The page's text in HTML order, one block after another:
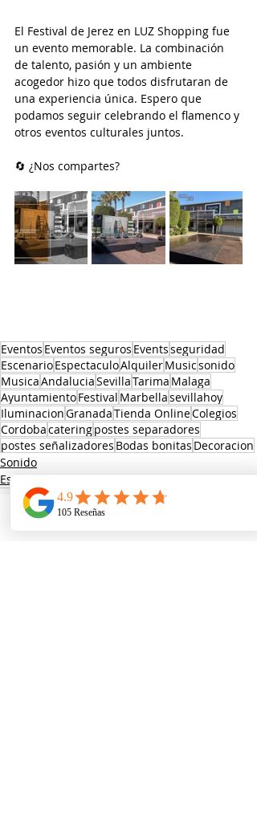
El Festival de Jerez en LUZ Shopping fue
un evento memorable. La combinación
de talento, pasión y un ambiente
acogedor hizo que todos disfrutaran de
una experiencia única. Espero que
podamos seguir celebrando el flamenco y
otros eventos culturales juntos.
🔄 ¿Nos compartes?
Eventos Eventos seguros Eventsseguridad
EscenarioEspectaculoAlquilerMusicsonido
MusicaAndaluciaSevillaTarima Malaga
AyuntamientoFestival Marbellasevillahoy
IluminacionGranadaTienda OnlineColegios
Cordobacateringpostes separadores
postes señalizadores Bodas bonitas Decoracion
Sonido
Escenarios